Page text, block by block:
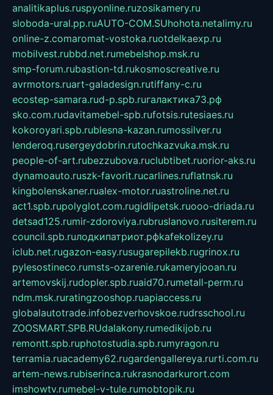
analitikaplus.ruspyonline.ruzosikamery.ru
sloboda-ural.pp.ruAUTO-COM.SUhohota.netalimy.ru
online-z.comaromat-vostoka.ruotdelkaexp.ru
mobilvest.rubbd.net.rumebelshop.msk.ru
smp-forum.rubastion-td.rukosmoscreative.ru
avrmotors.ruart-galadesign.rutiffany-c.ru
ecostep-samara.rud-p.spb.ruгалактика73.рф
sko.com.rudavitamebel-spb.rufotsis.rutesiaes.ru
kokoroyari.spb.rublesna-kazan.rumossilver.ru
lenderoq.rusergeydobrin.rutochkazvuka.msk.ru
people-of-art.rubezzubova.ruclubtibet.ruorior-aks.ru
dynamoauto.ruszk-favorit.rucarlines.ruflatnsk.ru
kingbolenskaner.rualex-motor.ruastroline.net.ru
act1.spb.rupolyglot.com.rugidlipetsk.ruooo-driada.ru
detsad125.rumir-zdoroviya.rubruslanovo.rusiterem.ru
council.spb.ruлодкипатриот.рфkafekolizey.ru
iclub.net.rugazon-easy.rusugarepilekb.rugrinox.ru
pylesostineco.rumsts-ozarenie.rukameryjooan.ru
artemovskij.rudopler.spb.ruaid70.rumetall-perm.ru
ndm.msk.ruratingzooshop.ruapiaccess.ru
globalautotrade.infobezverhovskoe.rudrsschool.ru
ZOOSMART.SPB.RUdalakony.rumedikijob.ru
remontt.spb.ruphotostudia.spb.rumyragon.ru
terramia.ruacademy62.rugardengallereya.rurti.com.ru
artem-news.rubiserinca.rukrasnodarkurort.com
imshowtv.rumebel-v-tule.rumobtopik.ru